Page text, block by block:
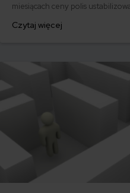
miesiącach ceny polis
500 zł, inni – powyżej 1500 zł.
Czytaj więcej